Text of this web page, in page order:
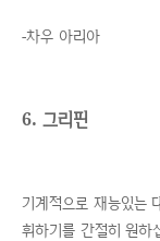
-차우 아리아
6. 그리핀
기계적으로 재능있는
휘하기를 간절히 원하